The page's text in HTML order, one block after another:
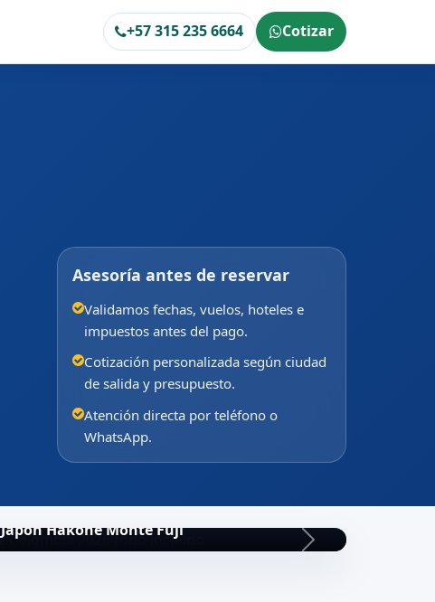
+57 315 235 6664 Cotizar
Asesoría antes de reservar
Validamos fechas, vuelos, hoteles e
impuestos antes del pago.
Cotización personalizada según ciudad
de salida y presupuesto.
Atención directa por teléfono o
WhatsApp.
Japon Hakone Monte Fuji